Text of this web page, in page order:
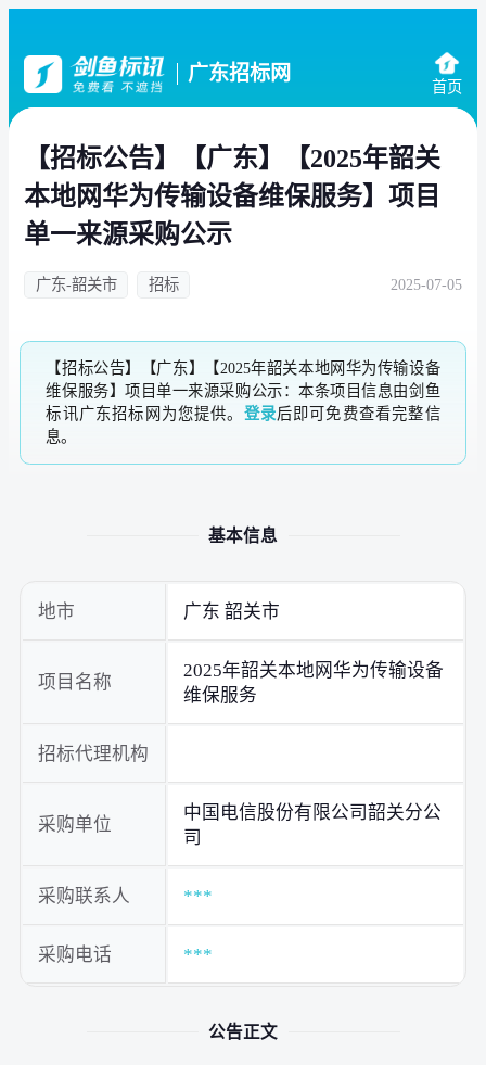
广东招标网
首页
【招标公告】【广东】【2025年韶关
本地网华为传输设备维保服务】项目
单一来源采购公示
广东-韶关市 招标 2025-07-05
【招标公告】【广东】【2025年韶关本地网华为传输设备
维保服务】项目单一来源采购公示：本条项目信息由剑鱼
标讯广东招标网为您提供。 登录后即可免费查看完整信
息。
基本信息
地市 广东 韶关市
项目名称
2025年韶关本地网华为传输设备
维保服务
招标代理机构
采购单位
中国电信股份有限公司韶关分公
司
采购联系人 ***
采购电话 ***
公告正文